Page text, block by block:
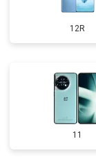
12R
11